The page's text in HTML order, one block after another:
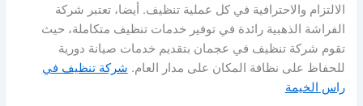
الالتزام والاحترافية في كل عملية تنظيف. أيضا، تعتبر شركة
الفراشة الذهبية رائدة في توفير خدمات تنظيف متكاملة، حيث
تقوم شركة تنظيف في عجمان بتقديم خدمات صيانة دورية
للحفاظ على نظافة المكان على مدار العام. شركة تنظيف في
راس الخيمة